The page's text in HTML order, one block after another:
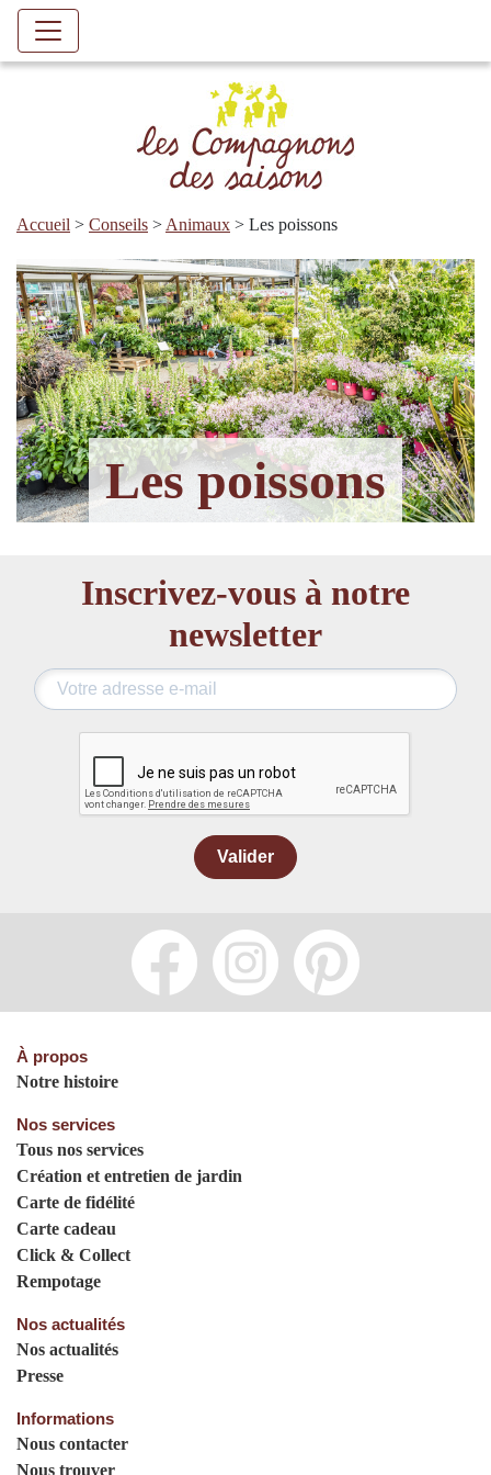
Accueil > Conseils > Animaux > Les poissons
Les poissons
Inscrivez-vous à notre
newsletter
Valider
À propos
Notre histoire
Nos services
Tous nos services
Création et entretien de jardin
Carte de fidélité
Carte cadeau
Click & Collect
Rempotage
Nos actualités
Nos actualités
Presse
Informations
Nous contacter
Nous trouver